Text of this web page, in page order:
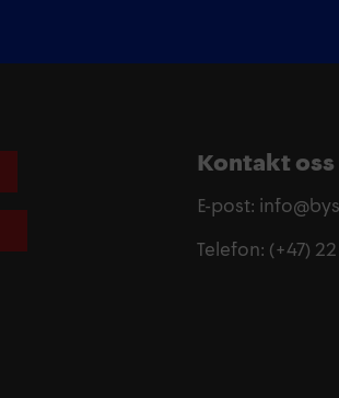
Kontakt oss
E-post:
Telefon: (+47)